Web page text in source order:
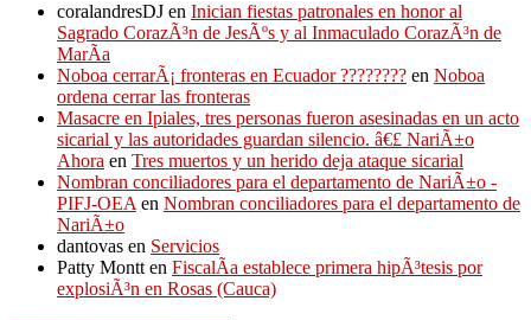
coralandresDJ en Inician fiestas patronales en honor al
Sagrado CorazÃ³n de JesÃºs y al Inmaculado CorazÃ³n de
MarÃ­a
Noboa cerrarÃ¡ fronteras en Ecuador ???????? en Noboa
ordena cerrar las fronteras
Masacre en Ipiales, tres personas fueron asesinadas en un acto
sicarial y las autoridades guardan silencio. â€£ NariÃ±o
Ahora en Tres muertos y un herido deja ataque sicarial
Nombran conciliadores para el departamento de NariÃ±o -
PIFJ-OEA en Nombran conciliadores para el departamento de
NariÃ±o
dantovas en Servicios
Patty Montt en FiscalÃ­a establece primera hipÃ³tesis por
explosiÃ³n en Rosas (Cauca)